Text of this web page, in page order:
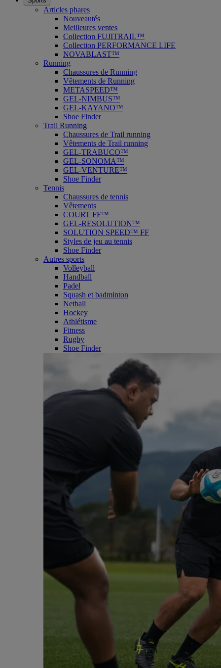
Articles phares
Nouveautés
Meilleures ventes
Collection FUJITRAIL™
Collection PERFORMANCE LIFE
NOVABLAST™
Running
Chaussures de Running
Vêtements de Running
METASPEED™
GEL-NIMBUS™
GEL-KAYANO™
Shoe Finder
Trail Running
Chaussures de Trail running
Vêtements de Trail running
GEL-TRABUCO™
GEL-SONOMA™
GEL-VENTURE™
Shoe Finder
Tennis
Chaussures de tennis
Vêtements
COURT FF™
GEL-RESOLUTION™
SOLUTION SPEED™ FF
Styles de jeu au tennis
Shoe Finder
Autres sports
Volleyball
Handball
Padel
Squash et badminton
Netball
Hockey
Athlétisme
Fitness
Rugby
Shoe Finder